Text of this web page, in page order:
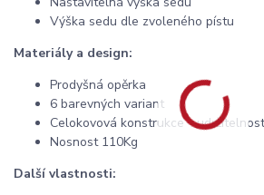
Výška sedu dle zvoleného pístu
Materiály a design:
Prodyšná opěrka
6 barevných variant
Celokovová konstrukce -
Nosnost 110Kg
Další vlastnosti: